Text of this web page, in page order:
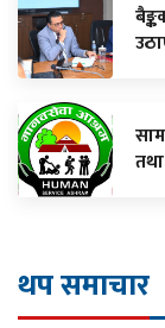
थप समाचार